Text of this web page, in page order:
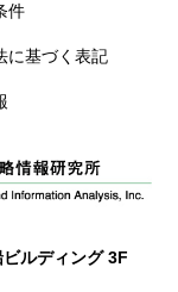
件
に基づく表記
ルディング 3F